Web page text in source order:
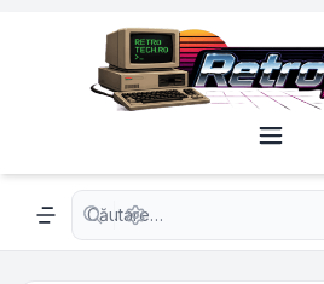
Navigation menu
Căutare avansată